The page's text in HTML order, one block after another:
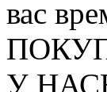
вас
У